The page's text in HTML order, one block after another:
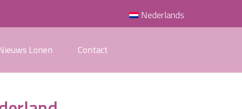
Nederlands
Lonen Contact